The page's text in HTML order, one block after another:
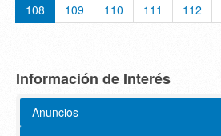
108
109 110 111 112
Información de Interés
Anuncios